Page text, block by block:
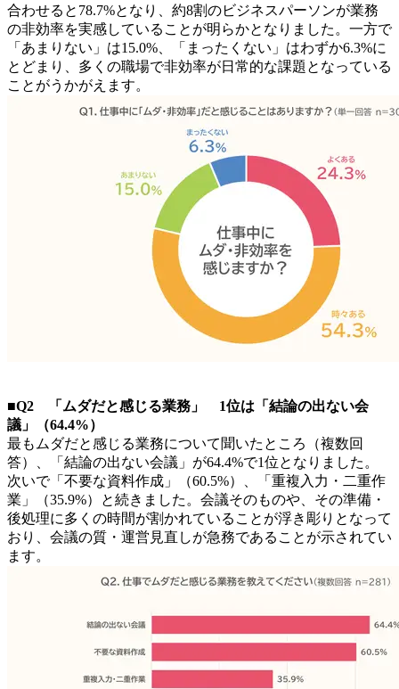
合わせると78.7%となり、約8割のビジネスパーソンが業務
の非効率を実感していることが明らかとなりました。一方で
「あまりない」は15.0%、「まったくない」はわずか6.3%に
とどまり、多くの職場で非効率が日常的な課題となっている
ことがうかがえます。
■Q2 「ムダだと感じる業務」 1位は「結論の出ない会
議」（64.4%）
最もムダだと感じる業務について聞いたところ（複数回
答）、「結論の出ない会議」が64.4%で1位となりました。
次いで「不要な資料作成」（60.5%）、「重複入力・二重作
業」（35.9%）と続きました。会議そのものや、その準備・
後処理に多くの時間が割かれていることが浮き彫りとなって
おり、会議の質・運営見直しが急務であることが示されてい
ます。